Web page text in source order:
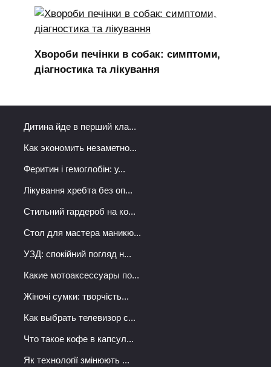
Хвороби печінки в собак: симптоми,
діагностика та лікування
Дитина йде в перший кла...
Как экономить незаметно...
Феритин і гемоглобін: у...
Лікування хребта без оп...
Стильний гардероб на ко...
Стол для мастера маникю...
УЗД: спокійний погляд н...
Какие мотоаксессуары по...
Жіночі сумки: творчість...
Как выбрать телевизор с...
Что такое кофе в капсул...
Як технології змінюють ...